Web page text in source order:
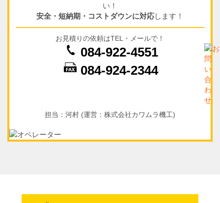
い！
安全・短納期・コストダウンに対応します！
お見積りの依頼はTEL・メールで！
084-922-4551
084-924-2344
担当：河村 (運営：株式会社カワムラ機工)